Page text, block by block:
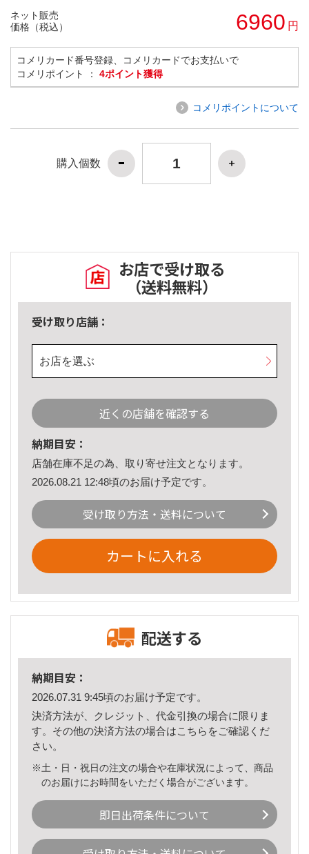
ネット販売
価格（税込）
6960 円
コメリカード番号登録、コメリカードでお支払いで
コメリポイント ： 4ポイント獲得
コメリポイントについて
購入個数
お店で受け取る
（送料無料）
受け取り店舗：
お店を選ぶ
近くの店舗を確認する
納期目安：
店舗在庫不足の為、取り寄せ注文となります。
2026.08.21 12:48頃のお届け予定です。
受け取り方法・送料について
カートに入れる
配送する
納期目安：
2026.07.31 9:45頃のお届け予定です。
決済方法が、クレジット、代金引換の場合に限りま
す。その他の決済方法の場合はこちら をご確認くだ
さい。
※土・日・祝日の注文の場合や在庫状況によって、商品
のお届けにお時間をいただく場合がございます。
即日出荷条件について